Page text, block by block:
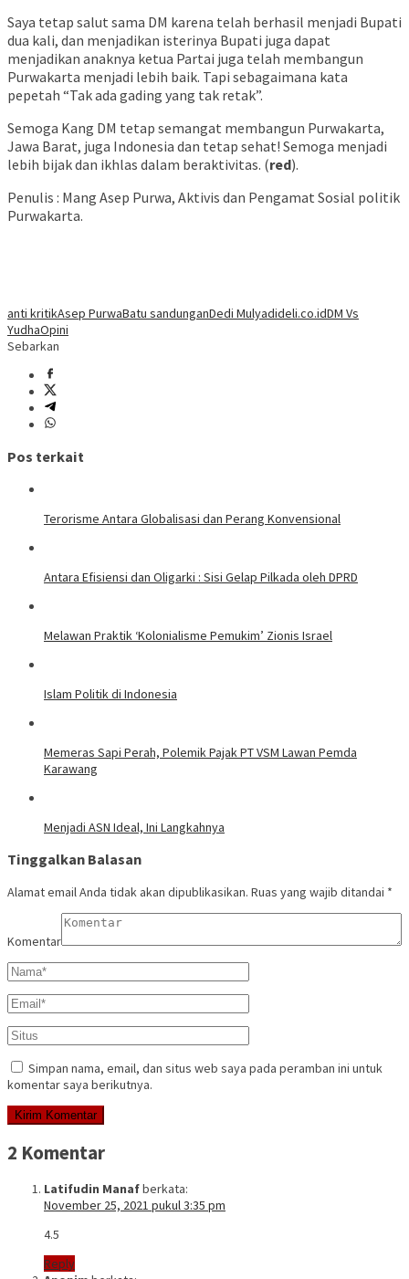
Saya tetap salut sama DM karena telah berhasil menjadi Bupati
dua kali, dan menjadikan isterinya Bupati juga dapat
menjadikan anaknya ketua Partai juga telah membangun
Purwakarta menjadi lebih baik. Tapi sebagaimana kata
pepetah “Tak ada gading yang tak retak”.
Semoga Kang DM tetap semangat membangun Purwakarta,
Jawa Barat, juga Indonesia dan tetap sehat! Semoga menjadi
lebih bijak dan ikhlas dalam beraktivitas. (red).
Penulis : Mang Asep Purwa, Aktivis dan Pengamat Sosial politik
Purwakarta.
anti kritikAsep PurwaBatu sandunganDedi Mulyadideli.co.idDM Vs
YudhaOpini
Sebarkan
Pos terkait
Terorisme Antara Globalisasi dan Perang Konvensional
Antara Efisiensi dan Oligarki : Sisi Gelap Pilkada oleh DPRD
Melawan Praktik ‘Kolonialisme Pemukim’ Zionis Israel
Islam Politik di Indonesia
Memeras Sapi Perah, Polemik Pajak PT VSM Lawan Pemda
Karawang
Menjadi ASN Ideal, Ini Langkahnya
Tinggalkan Balasan
Alamat email Anda tidak akan dipublikasikan. Ruas yang wajib ditandai *
Komentar
Simpan nama, email, dan situs web saya pada peramban ini untuk
komentar saya berikutnya.
2 Komentar
Latifudin Manafberkata:
November 25, 2021 pukul 3:35 pm
4.5
Reply